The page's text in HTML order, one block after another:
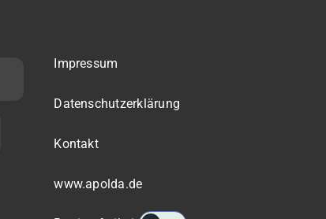
Impressum
Datenschutzerklärung
Kontakt
www.apolda.de